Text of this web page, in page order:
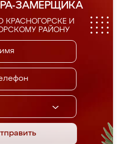
ЗАМЕРЩИКА
КРАСНОГОРСКЕ И
РАЙОНУ